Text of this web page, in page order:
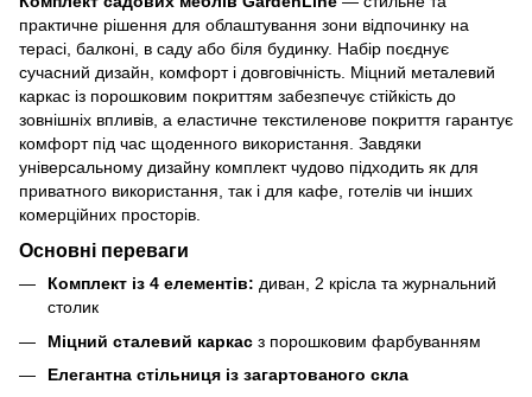
практичне рішення для облаштування зони відпочинку на
терасі, балконі, в саду або біля будинку. Набір поєднує
сучасний дизайн, комфорт і довговічність. Міцний металевий
каркас із порошковим покриттям забезпечує стійкість до
зовнішніх впливів, а еластичне текстиленове покриття гарантує
комфорт під час щоденного використання. Завдяки
універсальному дизайну комплект чудово підходить як для
приватного використання, так і для кафе, готелів чи інших
комерційних просторів.
Основні переваги
Комплект із 4 елементів: диван, 2 крісла та журнальний
столик
Міцний сталевий каркас з порошковим фарбуванням
Елегантна стільниця із загартованого скла